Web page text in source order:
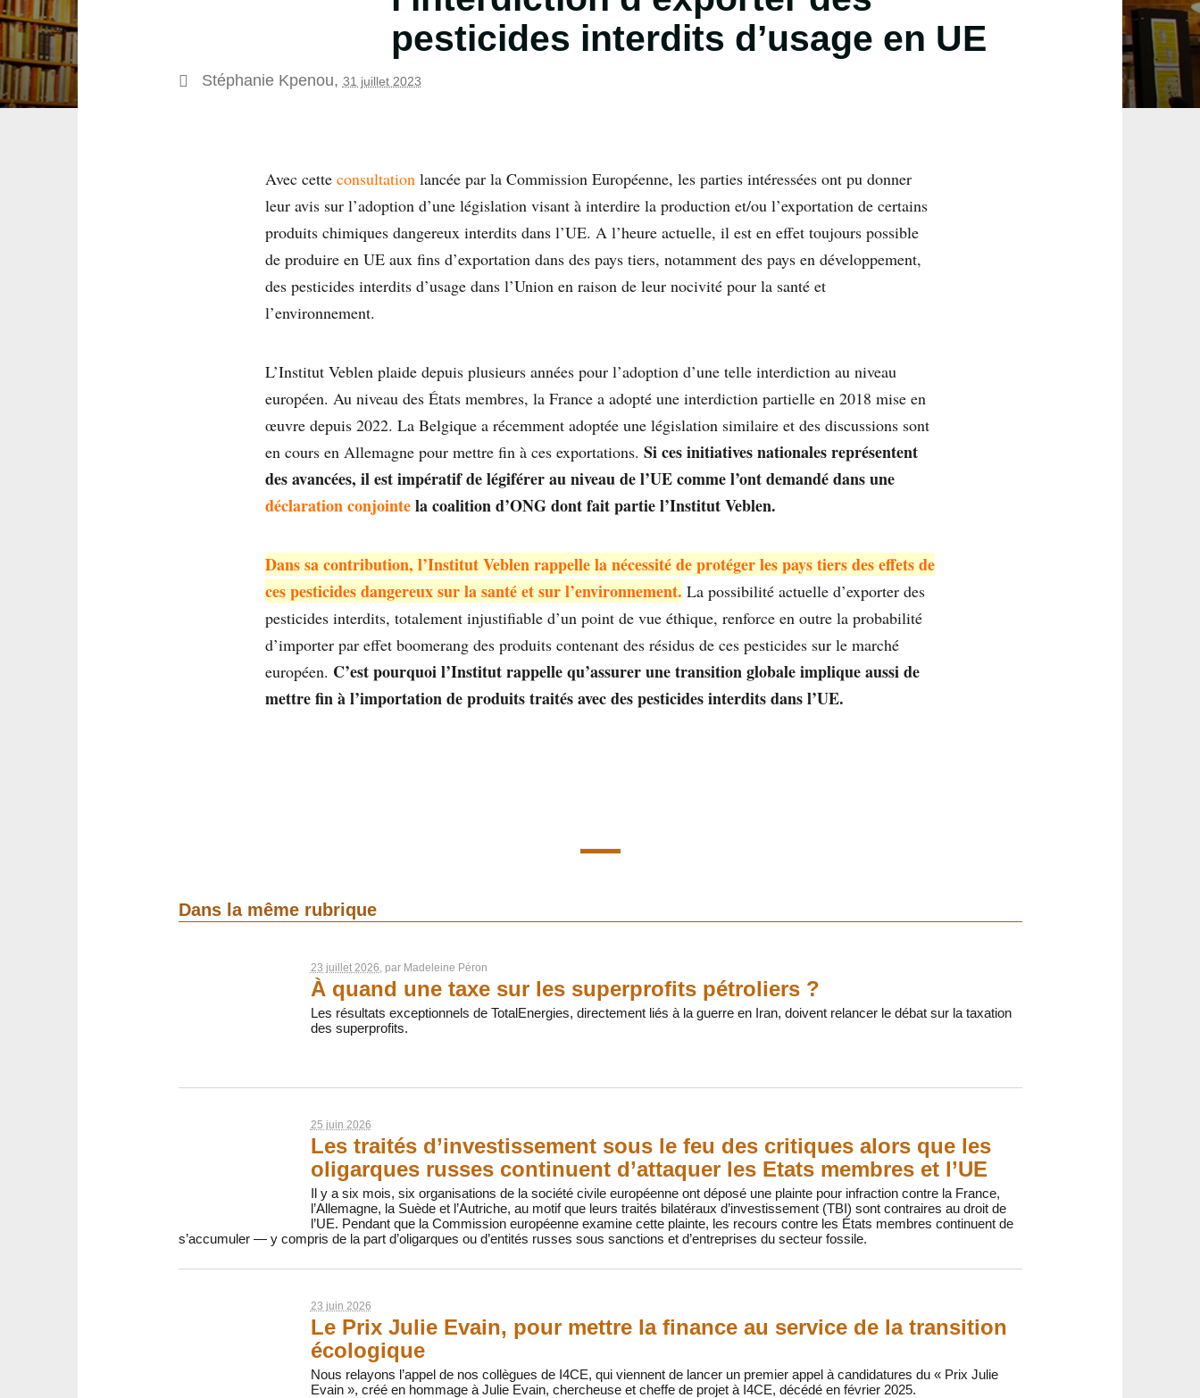
pesticides interdits d’usage en UE
Stéphanie Kpenou, 31 juillet 2023
Avec cette consultation lancée par la Commission Européenne, les parties intéressées ont pu donner
leur avis sur l’adoption d’une législation visant à interdire la production et/ou l’exportation de certains
produits chimiques dangereux interdits dans l’UE. A l’heure actuelle, il est en effet toujours possible
de produire en UE aux fins d’exportation dans des pays tiers, notamment des pays en développement,
des pesticides interdits d’usage dans l’Union en raison de leur nocivité pour la santé et
l’environnement.
L’Institut Veblen plaide depuis plusieurs années pour l’adoption d’une telle interdiction au niveau
européen. Au niveau des États membres, la France a adopté une interdiction partielle en 2018 mise en
œuvre depuis 2022. La Belgique a récemment adoptée une législation similaire et des discussions sont
en cours en Allemagne pour mettre fin à ces exportations. Si ces initiatives nationales représentent
des avancées, il est impératif de légiférer au niveau de l’UE comme l’ont demandé dans une
déclaration conjointela coalition d’ONG dont fait partie l’Institut Veblen.
Dans sa contribution, l’Institut Veblen rappelle la nécessité de protéger les pays tiers des effets de
ces pesticides dangereux sur la santé et sur l’environnement. La possibilité actuelle d’exporter des
pesticides interdits, totalement injustifiable d’un point de vue éthique, renforce en outre la probabilité
d’importer par effet boomerang des produits contenant des résidus de ces pesticides sur le marché
européen. C’est pourquoi l’Institut rappelle qu’assurer une transition globale implique aussi de
mettre fin à l’importation de produits traités avec des pesticides interdits dans l’UE.
Dans la même rubrique
23 juillet 2026, par Madeleine Péron
À quand une taxe sur les superprofits pétroliers ?
Les résultats exceptionnels de TotalEnergies, directement liés à la guerre en Iran, doivent relancer le débat sur la taxation
des superprofits.
25 juin 2026
Les traités d’investissement sous le feu des critiques alors que les
oligarques russes continuent d’attaquer les Etats membres et l’UE
Il y a six mois, six organisations de la société civile européenne ont déposé une plainte pour infraction contre la France,
l’Allemagne, la Suède et l’Autriche, au motif que leurs traités bilatéraux d’investissement (TBI) sont contraires au droit de
l’UE. Pendant que la Commission européenne examine cette plainte, les recours contre les États membres continuent de
s’accumuler — y compris de la part d’oligarques ou d’entités russes sous sanctions et d’entreprises du secteur fossile.
23 juin 2026
Le Prix Julie Evain, pour mettre la finance au service de la transition
écologique
Nous relayons l’appel de nos collègues de I4CE, qui viennent de lancer un premier appel à candidatures du « Prix Julie
Evain », créé en hommage à Julie Evain, chercheuse et cheffe de projet à I4CE, décédé en février 2025.